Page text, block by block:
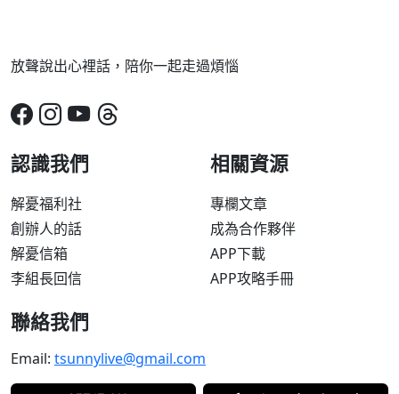
放聲說出心裡話，陪你一起走過煩惱
認識我們
解憂福利社
創辦人的話
解憂信箱
李組長回信
相關資源
專欄文章
成為合作夥伴
APP下載
APP攻略手冊
聯絡我們
Email: tsunnylive@gmail.com